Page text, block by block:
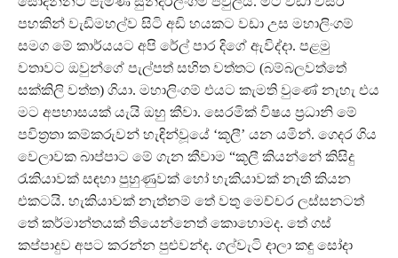
පහකින් වැඩිමහල්ව සිටි අඩි හයකට වඩා උස මහාලිංගම්
සමග මේ කාර්යයට අපි රේල් පාර දිගේ ඇවිද්දා. පළමු
වතාවට ඔවුන්ගේ පැල්පත් සහිත වත්තට (බම්බලවත්තේ
සක්කිලි වත්ත) ගියා. මහාලිංගම් එයට කැමති වුණේ නැහැ එය
මට අපහාසයක් යැයි ඔහු කීවා. සෙරමික් විෂය ප්‍රධානි මේ
පවිත්‍රතා කම්කරුවන් හැඳින්වූයේ ‘කූලී’ යන යමින්. ගෙදර ගිය
වෙලාවක බාප්පාට මේ ගැන කීවාම “කූලී කියන්නේ කිසිදු
රැකියාවක් සඳහා පුහුණුවක් හෝ හැකියාවක් නැති කියන
එකටයි. හැකියාවක් නැත්නම් තේ වතු මෙච්චර ලස්සනටත්
තේ කර්මාන්තයක් තියෙන්නෙත් කොහොමද. තේ ගස්
කප්පාදුව අපට කරන්න පුළුවන්ද. ගල්වැටි දාලා කඳු සෝදා